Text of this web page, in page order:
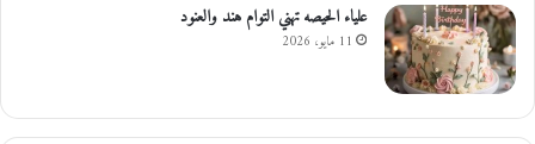
علياء الحيصه تهني التوام هند والعنود
11 مايو، 2026